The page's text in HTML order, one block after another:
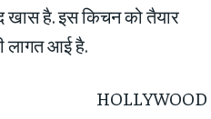
है. इस किचन को तैयार
लागत आई है.